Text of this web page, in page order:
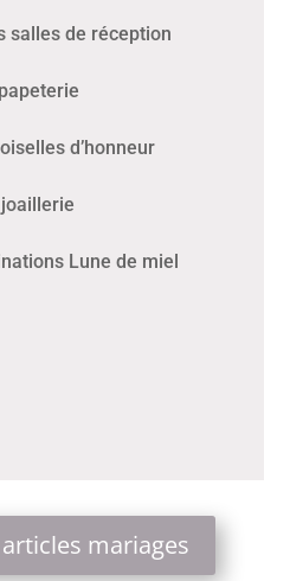
salles de réception
d’honneur
Lune de miel
mariages